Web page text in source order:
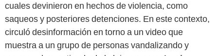
cuales devinieron en hechos de violencia, como
saqueos y posteriores detenciones. En este contexto,
circuló desinformación en torno a un video que
muestra a un grupo de personas vandalizando y